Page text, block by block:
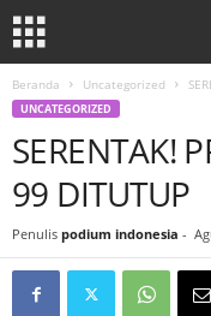
Beranda Uncategorized
UNCATEGORIZED
SERENTAK!
99 DITUTUP
Penulis podium indonesia -